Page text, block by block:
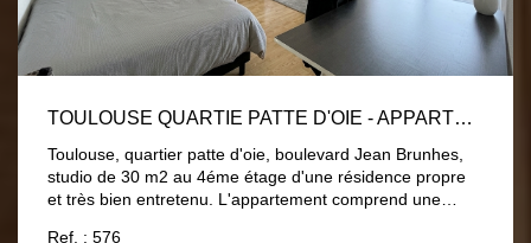
TOULOUSE QUARTIE PATTE D'OIE - APPARTEMENT T1 30 M2
Toulouse, quartier patte d'oie, boulevard Jean Brunhes,
studio de 30 m2 au 4éme étage d'une résidence propre
et très bien entretenu. L'appartement comprend une
Ref. : 576